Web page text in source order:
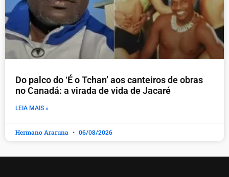
Do palco do ‘É o Tchan’ aos canteiros de obras
no Canadá: a virada de vida de Jacaré
LEIA MAIS »
Hermano Araruna 06/08/2026